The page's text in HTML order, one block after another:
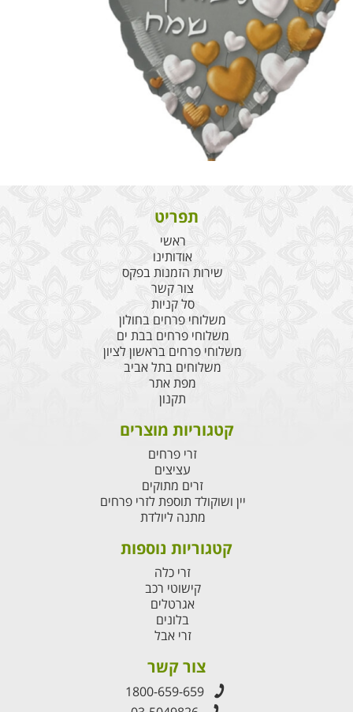
תפריט
ראשי
אודותינו
שירות הזמנות בפקס
צור קשר
סל קניות
משלוחי פרחים בחולון
משלוחי פרחים בבת ים
משלוחי פרחים בראשון לציון
משלוחים בתל אביב
מפת אתר
תקנון
קטגוריות מוצרים
זרי פרחים
עציצים
זרים מתוקים
יין ושוקולד תוספת לזרי פרחים
מתנה ליולדת
קטגוריות נוספות
זרי כלה
קישוטי רכב
אגרטלים
בלונים
זרי אבל
צור קשר
1800-659-659